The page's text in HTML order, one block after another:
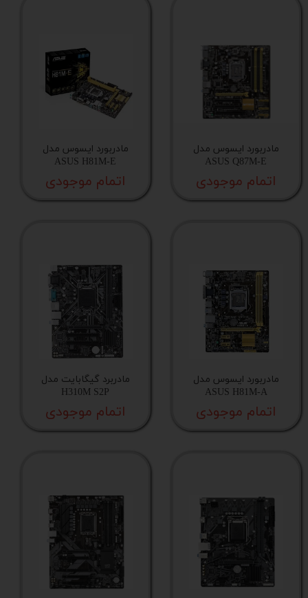
مادربورد ایسوس مدل
ASUS Q87M-E
اتمام موجودی
مادربورد ایسوس مدل
ASUS H81M-E
اتمام موجودی
مادربورد ایسوس مدل
ASUS H81M-A
اتمام موجودی
مادربرد گیگابایت مدل
H310M S2P
اتمام موجودی